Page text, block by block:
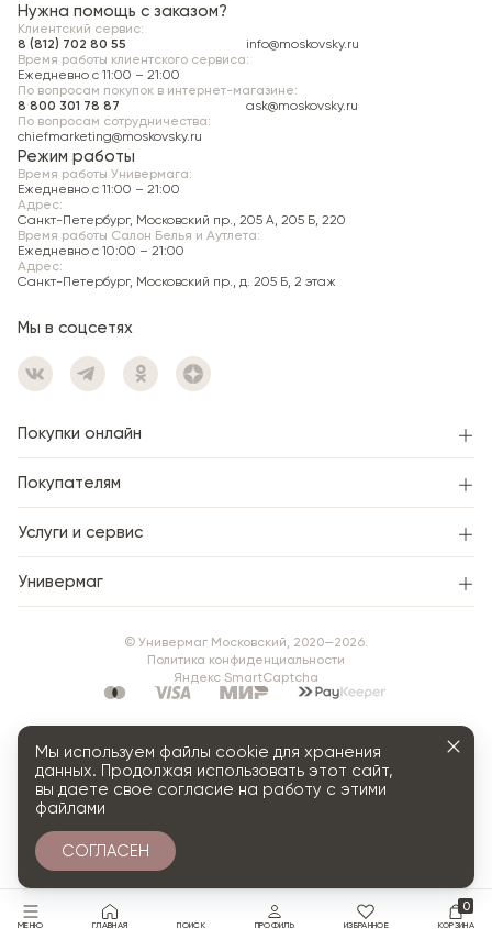
МЕНЮ ГЛАВНАЯ ПОИСК ПРОФИЛЬ ИЗБРАННОЕ
0
КОРЗИНА
Нужна помощь с заказом?
Клиентский сервис:
8 (812) 702 80 55
info@moskovsky.ru
Время работы клиентского сервиса:
Ежедневно с 11:00 – 21:00
По вопросам сотрудничества:
chiefmarketing@moskovsky.ru
По вопросам покупок в интернет-магазине:
8 800 301 78 87
ask@moskovsky.ru
Режим работы
Время работы Универмага:
Ежедневно c 11:00 – 21:00
Адрес:
Санкт-Петербург, Московский пр., 205 А, 205 Б, 220
Время работы Салон Белья и Аутлета:
Ежедневно c 10:00 – 21:00
Адрес:
Санкт-Петербург, Московский пр., д. 205 Б, 2 этаж
Мы в соцсетях
Покупки онлайн
Покупателям
Услуги и сервис
Универмаг
© Универмаг Московский, 2020—2026.
Политика конфиденциальности
Яндекс SmartCaptcha
Мы используем файлы cookie для хранения
данных. Продолжая использовать этот сайт,
вы даете свое согласие на работу с этими
файлами
СОГЛАСЕН